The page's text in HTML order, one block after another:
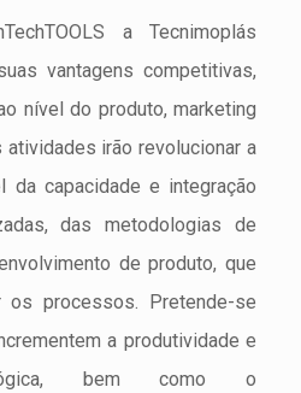
a Tecnimoplás
vantagens competitivas,
nível do produto, marketing
atividades irão revolucionar a
da capacidade e integração
das metodologias de
de produto, que
os processos. Pretende-se
a produtividade e
bem como o